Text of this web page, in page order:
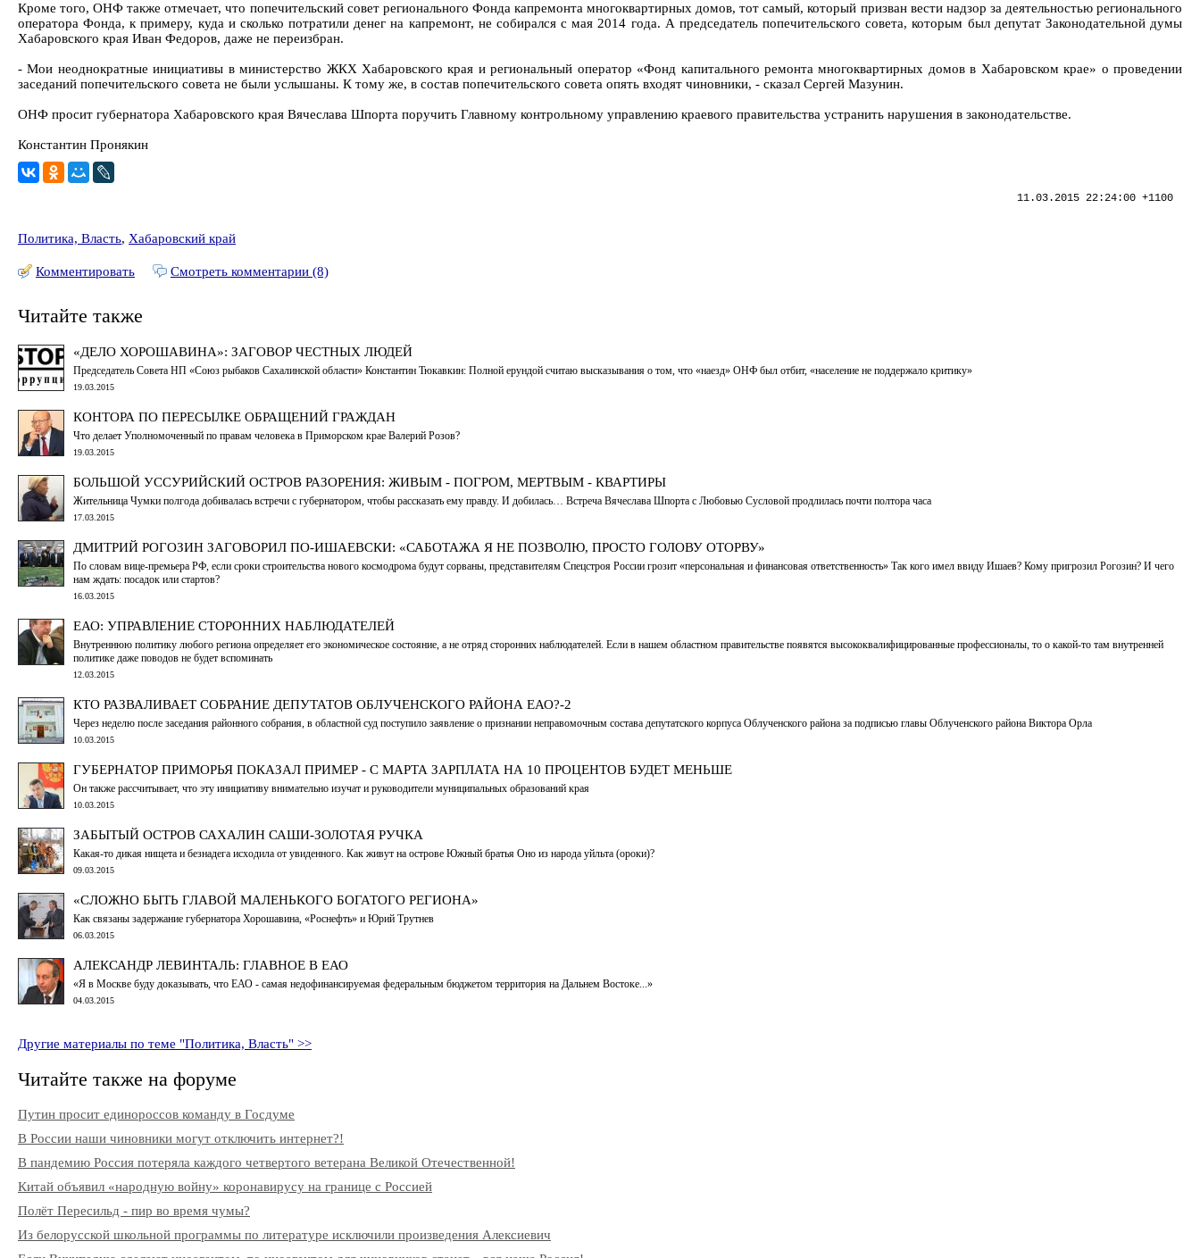
Кроме того, ОНФ также отмечает, что попечительский совет регионального Фонда капремонта многоквартирных домов, тот самый, который призван вести надзор за деятельностью регионального
оператора Фонда, к примеру, куда и сколько потратили денег на капремонт, не собирался с мая 2014 года. А председатель попечительского совета, которым был депутат Законодательной думы
Хабаровского края Иван Федоров, даже не переизбран.
- Мои неоднократные инициативы в министерство ЖКХ Хабаровского края и региональный оператор «Фонд капитального ремонта многоквартирных домов в Хабаровском крае» о проведении
заседаний попечительского совета не были услышаны. К тому же, в состав попечительского совета опять входят чиновники, - сказал Сергей Мазунин.
ОНФ просит губернатора Хабаровского края Вячеслава Шпорта поручить Главному контрольному управлению краевого правительства устранить нарушения в законодательстве.
Константин Пронякин
11.03.2015 22:24:00 +1100
Политика, Власть, Хабаровский край
Комментировать Смотреть комментарии (8)
Читайте также
«ДЕЛО ХОРОШАВИНА»: ЗАГОВОР ЧЕСТНЫХ ЛЮДЕЙ
Председатель Совета НП «Союз рыбаков Сахалинской области» Константин Тюкавкин: Полной ерундой считаю высказывания о том, что «наезд» ОНФ был отбит, «население не поддержало критику»
19.03.2015
КОНТОРА ПО ПЕРЕСЫЛКЕ ОБРАЩЕНИЙ ГРАЖДАН
Что делает Уполномоченный по правам человека в Приморском крае Валерий Розов?
19.03.2015
БОЛЬШОЙ УССУРИЙСКИЙ ОСТРОВ РАЗОРЕНИЯ: ЖИВЫМ - ПОГРОМ, МЕРТВЫМ - КВАРТИРЫ
Жительница Чумки полгода добивалась встречи с губернатором, чтобы рассказать ему правду. И добилась… Встреча Вячеслава Шпорта с Любовью Сусловой продлилась почти полтора часа
17.03.2015
ДМИТРИЙ РОГОЗИН ЗАГОВОРИЛ ПО-ИШАЕВСКИ: «САБОТАЖА Я НЕ ПОЗВОЛЮ, ПРОСТО ГОЛОВУ ОТОРВУ»
По словам вице-премьера РФ, если сроки строительства нового космодрома будут сорваны, представителям Спецстроя России грозит «персональная и финансовая ответственность» Так кого имел ввиду Ишаев? Кому пригрозил Рогозин? И чего
нам ждать: посадок или стартов?
16.03.2015
ЕАО: УПРАВЛЕНИЕ СТОРОННИХ НАБЛЮДАТЕЛЕЙ
Внутреннюю политику любого региона определяет его экономическое состояние, а не отряд сторонних наблюдателей. Если в нашем областном правительстве появятся высококвалифицированные профессионалы, то о какой-то там внутренней
политике даже поводов не будет вспоминать
12.03.2015
КТО РАЗВАЛИВАЕТ СОБРАНИЕ ДЕПУТАТОВ ОБЛУЧЕНСКОГО РАЙОНА ЕАО?-2
Через неделю после заседания районного собрания, в областной суд поступило заявление о признании неправомочным состава депутатского корпуса Облученского района за подписью главы Облученского района Виктора Орла
10.03.2015
ГУБЕРНАТОР ПРИМОРЬЯ ПОКАЗАЛ ПРИМЕР - С МАРТА ЗАРПЛАТА НА 10 ПРОЦЕНТОВ БУДЕТ МЕНЬШЕ
Он также рассчитывает, что эту инициативу внимательно изучат и руководители муниципальных образований края
10.03.2015
ЗАБЫТЫЙ ОСТРОВ САХАЛИН САШИ-ЗОЛОТАЯ РУЧКА
Какая-то дикая нищета и безнадега исходила от увиденного. Как живут на острове Южный братья Оно из народа уйльта (ороки)?
09.03.2015
«СЛОЖНО БЫТЬ ГЛАВОЙ МАЛЕНЬКОГО БОГАТОГО РЕГИОНА»
Как связаны задержание губернатора Хорошавина, «Роснефть» и Юрий Трутнев
06.03.2015
АЛЕКСАНДР ЛЕВИНТАЛЬ: ГЛАВНОЕ В ЕАО
«Я в Москве буду доказывать, что ЕАО - самая недофинансируемая федеральным бюджетом территория на Дальнем Востоке...»
04.03.2015
Другие материалы по теме "Политика, Власть" >>
Читайте также на форуме
Путин просит единороссов команду в Госдуме
В России наши чиновники могут отключить интернет?!
В пандемию Россия потеряла каждого четвертого ветерана Великой Отечественной!
Китай объявил «народную войну» коронавирусу на границе с Россией
Полёт Пересильд - пир во время чумы?
Из белорусской школьной программы по литературе исключили произведения Алексиевич